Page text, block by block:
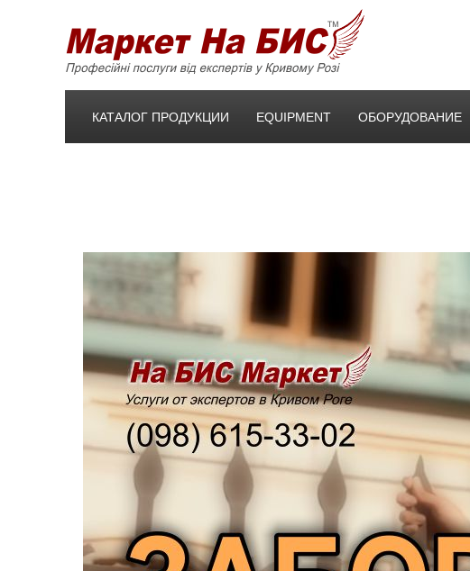
КАТАЛОГ ПРОДУКЦИИ EQUIPMENT ОБОРУДОВАНИЕ